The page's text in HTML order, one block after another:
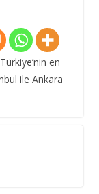
en
ile Ankara